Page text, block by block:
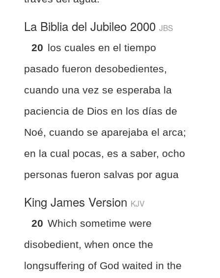
La Biblia del Jubileo 2000 JBS
20 los cuales en el tiempo
pasado fueron desobedientes,
cuando una vez se esperaba la
paciencia de Dios en los días de
Noé, cuando se aparejaba el arca;
en la cual pocas, es a saber, ocho
personas fueron salvas por agua
King James Version KJV
20 Which sometime were
disobedient, when once the
longsuffering of God waited in the